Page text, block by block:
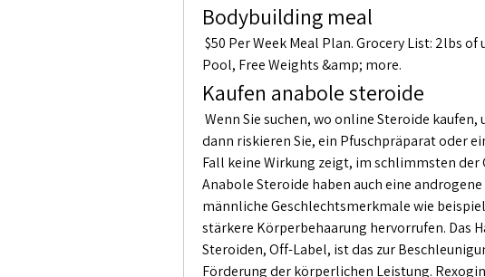
Bodybuilding meal
Pool, Free Weights &amp; more.
Kaufen anabole steroide
dann riskieren Sie, ein Pfuschpräparat oder
Fall keine Wirkung zeigt, im schlimmsten
Anabole Steroide haben auch eine
männliche Geschlechtsmerkmale wie
stärkere Körperbehaarung hervorrufen. Das
Steroiden, Off-Label, ist das zur
Förderung der körperlichen Leistung.